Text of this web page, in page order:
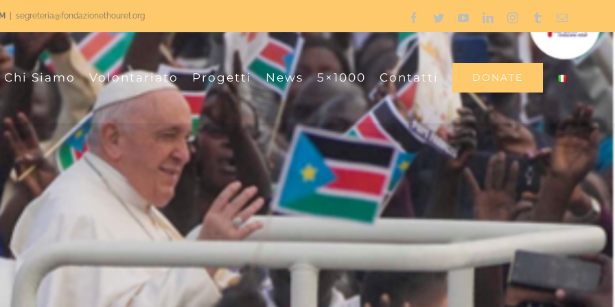
segreteria@fondazionethouret.org Facebook
TwitterYouTubeLinkedInInstagram
TumblrEmail
Chi Siamo Volontariato Progetti News 5×1000 Contatti DONATE